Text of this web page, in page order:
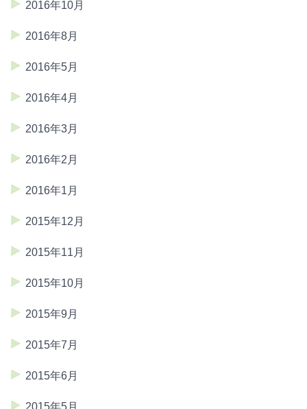
2016年10月
2016年8月
2016年5月
2016年4月
2016年3月
2016年2月
2016年1月
2015年12月
2015年11月
2015年10月
2015年9月
2015年7月
2015年6月
2015年5月